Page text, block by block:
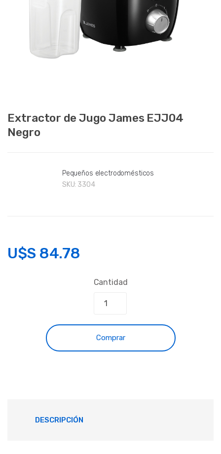
Extractor de Jugo James EJJ04
Negro
Pequeños electrodomésticos
SKU: 3304
U$S 84.78
Cantidad
Comprar
DESCRIPCIÓN